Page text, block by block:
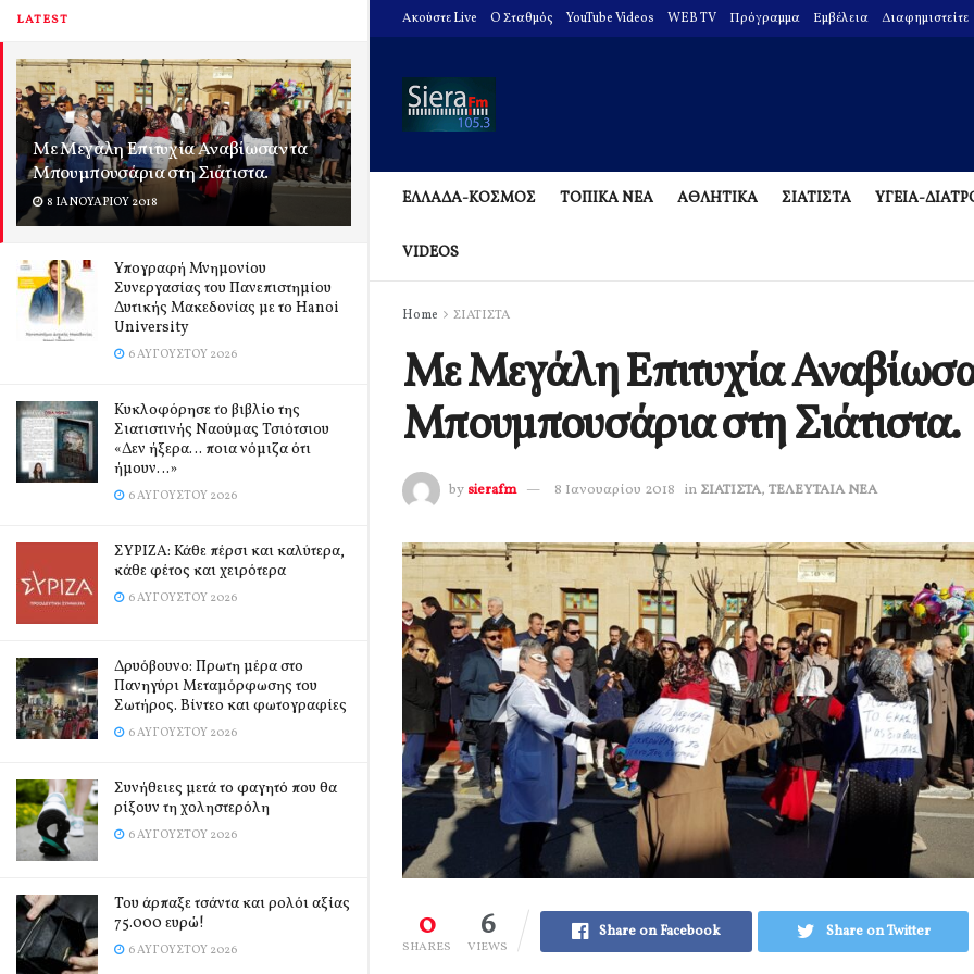
LATEST
Με Μεγάλη Επιτυχία Αναβίωσαν τα
Μπουμπουσάρια στη Σιάτιστα.
8 ΙΑΝΟΥΑΡΊΟΥ 2018
Υπογραφή Μνημονίου
Συνεργασίας του Πανεπιστημίου
Δυτικής Μακεδονίας με το Hanoi
University
6 ΑΥΓΟΎΣΤΟΥ 2026
Κυκλοφόρησε το βιβλίο της
Σιατιστινής Ναούμας Τσιότσιου
«Δεν ήξερα… ποια νόμιζα ότι
ήμουν…»
6 ΑΥΓΟΎΣΤΟΥ 2026
ΣΥΡΙΖΑ: Κάθε πέρσι και καλύτερα,
κάθε φέτος και χειρότερα
6 ΑΥΓΟΎΣΤΟΥ 2026
Δρυόβουνο: Πρωτη μέρα στο
Πανηγύρι Μεταμόρφωσης του
Σωτήρος. Βίντεο και φωτογραφίες
6 ΑΥΓΟΎΣΤΟΥ 2026
Συνήθειες μετά το φαγητό που θα
ρίξουν τη χοληστερόλη
6 ΑΥΓΟΎΣΤΟΥ 2026
Του άρπαξε τσάντα και ρολόι αξίας
75.000 ευρώ!
6 ΑΥΓΟΎΣΤΟΥ 2026
Ακούστε Live O Σταθμός YouTube Videos WEB TV Πρόγραμμα Εμβέλεια Διαφημιστείτε
ΕΛΛΑΔΑ-ΚΟΣΜΟΣ ΤΟΠΙΚΑ ΝΕΑ ΑΘΛΗΤΙΚΑ ΣΙΑΤΙΣΤΑ ΥΓΕΙΑ-
VIDEOS
Home ΣΙΑΤΙΣΤΑ
Με Μεγάλη Επιτυχία
Μπουμπουσάρια στη Σιάτιστα.
by sierafm 8 Ιανουαρίου 2018 in ΣΙΑΤΙΣΤΑ, ΤΕΛΕΥΤΑΙΑ ΝΕΑ
0
SHARES
6
VIEWS
Share on Facebook Share on Twitter